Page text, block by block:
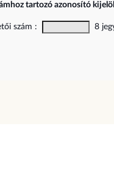
tartozó azonosító
szám : 8